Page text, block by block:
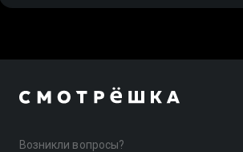
Возникли вопросы?